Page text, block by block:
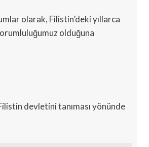
olarak, Filistin’deki yıllarca
olduğuna
devletini tanıması yönünde